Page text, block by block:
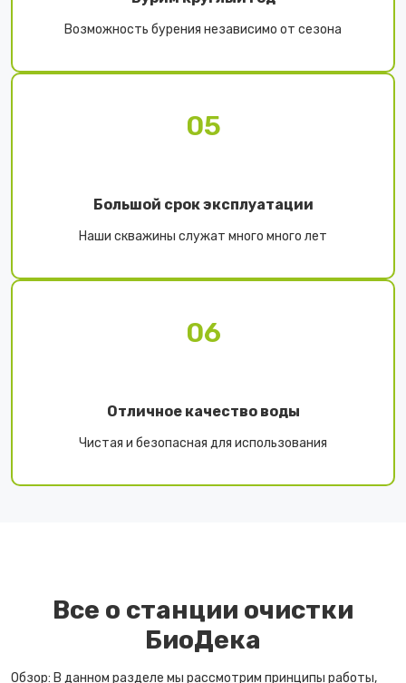
Возможность бурения независимо от сезона
05
Большой срок эксплуатации
Наши скважины служат много много лет
06
Отличное качество воды
Чистая и безопасная для использования
Все о станции очистки
БиоДека
Обзор: В данном разделе мы рассмотрим принципы работы,